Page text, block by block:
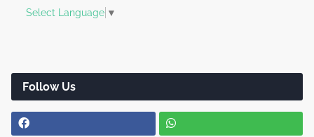
Select Language ▼
Follow Us